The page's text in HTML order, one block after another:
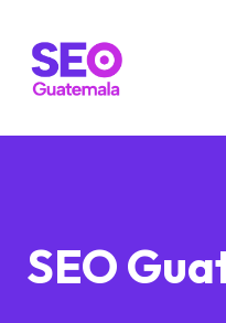
contenido
SEO